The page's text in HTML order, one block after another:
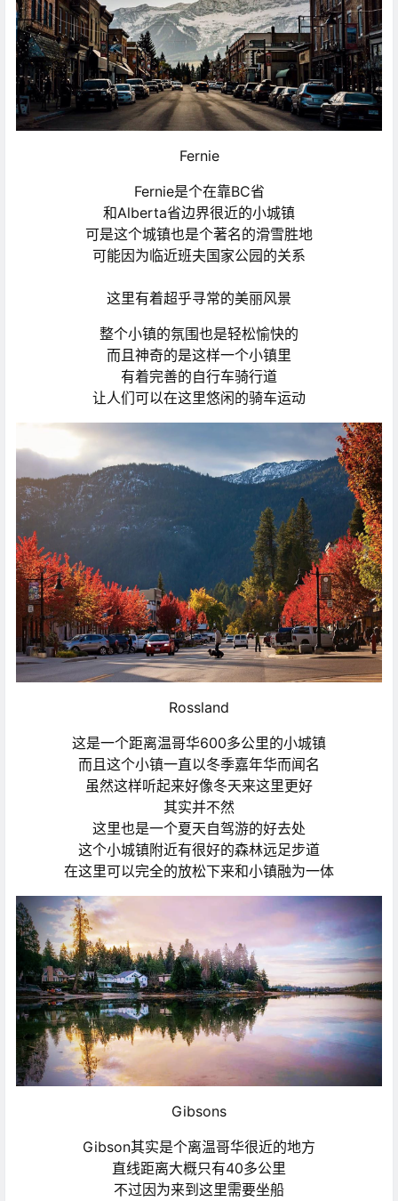
Fernie
Fernie是个在靠BC省
和Alberta省边界很近的小城镇
可是这个城镇也是个著名的滑雪胜地
可能因为临近班夫国家公园的关系
这里有着超乎寻常的美丽风景
整个小镇的氛围也是轻松愉快的
而且神奇的是这样一个小镇里
有着完善的自行车骑行道
让人们可以在这里悠闲的骑车运动
Rossland
这是一个距离温哥华600多公里的小城镇
而且这个小镇一直以冬季嘉年华而闻名
虽然这样听起来好像冬天来这里更好
其实并不然
这里也是一个夏天自驾游的好去处
这个小城镇附近有很好的森林远足步道
在这里可以完全的放松下来和小镇融为一体
Gibsons
Gibson其实是个离温哥华很近的地方
直线距离大概只有40多公里
不过因为来到这里需要坐船